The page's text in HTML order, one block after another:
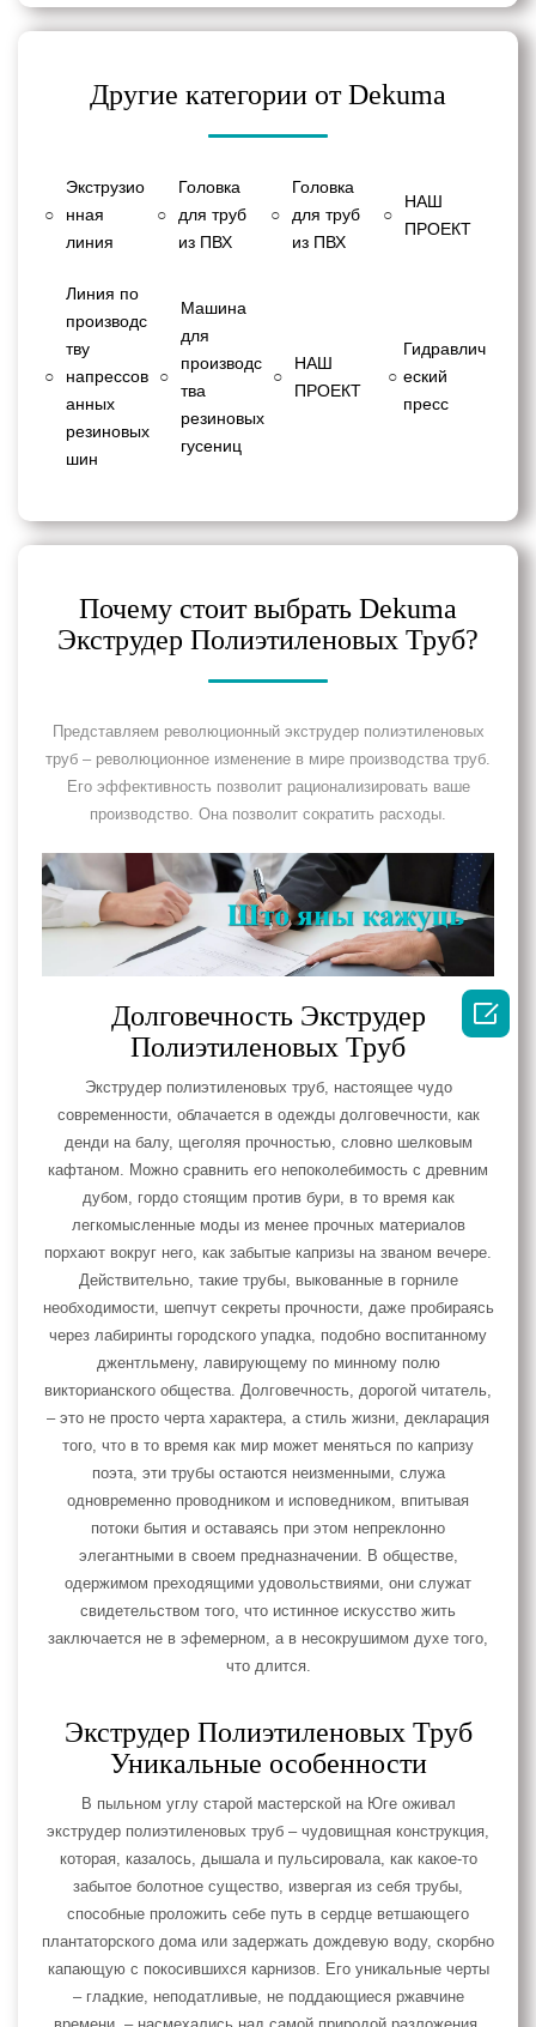
Другие категории от Dekuma
○
Экструзио
нная
линия
○
Головка
для труб
из ПВХ
○
Головка
для труб
из ПВХ
○
НАШ
ПРОЕКТ
○
Линия по
производс
тву
напрессов
анных
резиновых
шин
○
Машина
для
производс
тва
резиновых
гусениц
○
НАШ
ПРОЕКТ
○
Гидравлич
еский
пресс
Почему стоит выбрать Dekuma
Экструдер Полиэтиленовых Труб?
Представляем революционный экструдер полиэтиленовых
труб – революционное изменение в мире производства труб.
Его эффективность позволит рационализировать ваше
производство. Она позволит сократить расходы.
Долговечность Экструдер
Полиэтиленовых Труб
Экструдер полиэтиленовых труб, настоящее чудо
современности, облачается в одежды долговечности, как
денди на балу, щеголяя прочностью, словно шелковым
кафтаном. Можно сравнить его непоколебимость с древним
дубом, гордо стоящим против бури, в то время как
легкомысленные моды из менее прочных материалов
порхают вокруг него, как забытые капризы на званом вечере.
Действительно, такие трубы, выкованные в горниле
необходимости, шепчут секреты прочности, даже пробираясь
через лабиринты городского упадка, подобно воспитанному
джентльмену, лавирующему по минному полю
викторианского общества. Долговечность, дорогой читатель,
– это не просто черта характера, а стиль жизни, декларация
того, что в то время как мир может меняться по капризу
поэта, эти трубы остаются неизменными, служа
одновременно проводником и исповедником, впитывая
потоки бытия и оставаясь при этом непреклонно
элегантными в своем предназначении. В обществе,
одержимом преходящими удовольствиями, они служат
свидетельством того, что истинное искусство жить
заключается не в эфемерном, а в несокрушимом духе того,
что длится.
Экструдер Полиэтиленовых Труб
Уникальные особенности
В пыльном углу старой мастерской на Юге оживал
экструдер полиэтиленовых труб – чудовищная конструкция,
которая, казалось, дышала и пульсировала, как какое-то
забытое болотное существо, извергая из себя трубы,
способные проложить себе путь в сердце ветшающего
плантаторского дома или задержать дождевую воду, скорбно
капающую с покосившихся карнизов. Его уникальные черты
– гладкие, неподатливые, не поддающиеся ржавчине
